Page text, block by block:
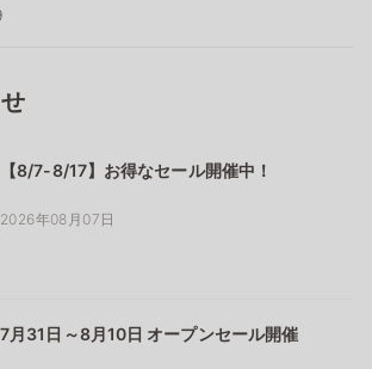
【8/7-8/17】お得なセール開催中！
2026年08月07日
7月31日～8月10日 オープンセール開催